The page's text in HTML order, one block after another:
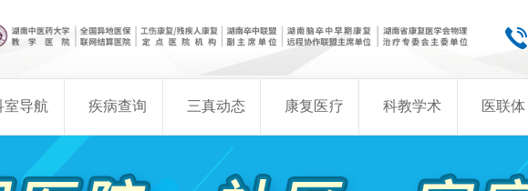
室导航 疾病查询 三真动态 康复医疗 科教学术 医联体